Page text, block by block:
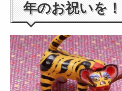
年のお祝いを！